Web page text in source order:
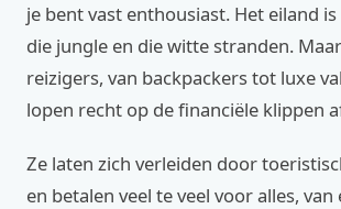
je bent vast enthousiast. Het eiland
die jungle en die witte stranden.
reizigers, van backpackers tot luxe
lopen recht op de financiële klippen
Ze laten zich verleiden door
en betalen veel te veel voor alles,